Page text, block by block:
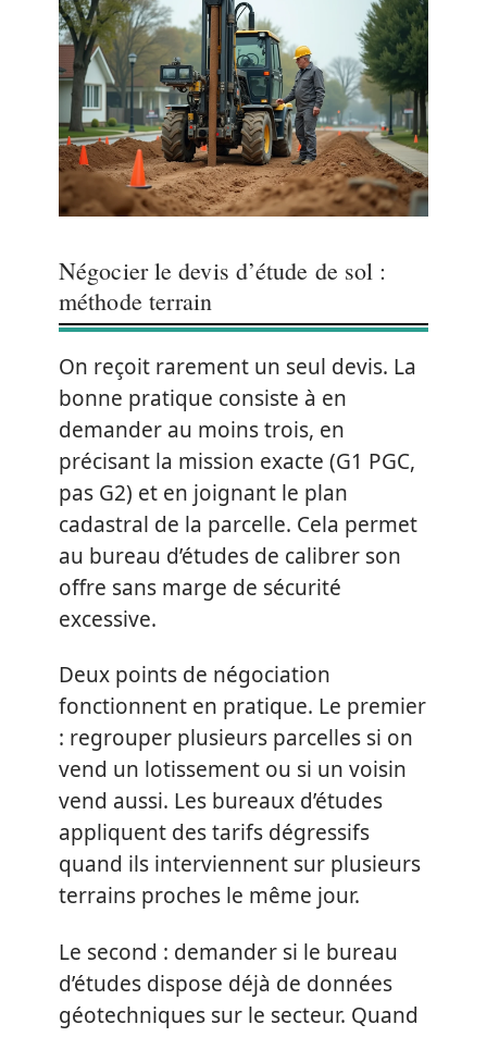
Négocier le devis d’étude de sol :
méthode terrain
On reçoit rarement un seul devis. La
bonne pratique consiste à en
demander au moins trois, en
précisant la mission exacte (G1 PGC,
pas G2) et en joignant le plan
cadastral de la parcelle. Cela permet
au bureau d’études de calibrer son
offre sans marge de sécurité
excessive.
Deux points de négociation
fonctionnent en pratique. Le premier
: regrouper plusieurs parcelles si on
vend un lotissement ou si un voisin
vend aussi. Les bureaux d’études
appliquent des tarifs dégressifs
quand ils interviennent sur plusieurs
terrains proches le même jour.
Le second : demander si le bureau
d’études dispose déjà de données
géotechniques sur le secteur. Quand